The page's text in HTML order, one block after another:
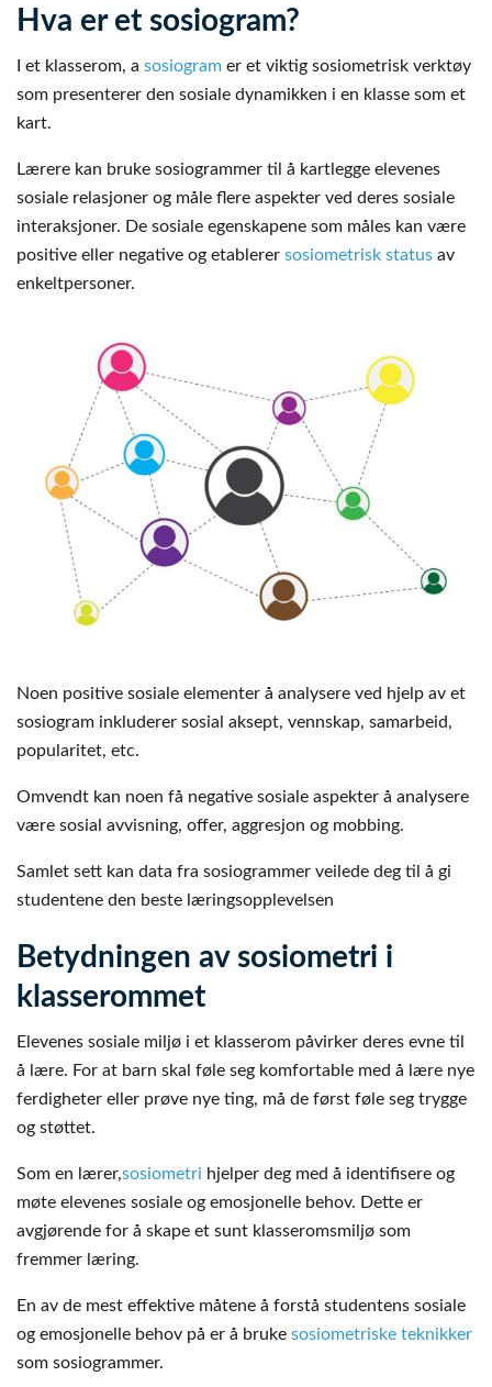
Hva er et sosiogram?
I et klasserom, a sosiogram er et viktig sosiometrisk verktøy
som presenterer den sosiale dynamikken i en klasse som et
kart.
Lærere kan bruke sosiogrammer til å kartlegge elevenes
sosiale relasjoner og måle flere aspekter ved deres sosiale
interaksjoner. De sosiale egenskapene som måles kan være
positive eller negative og etablerer sosiometrisk status av
enkeltpersoner.
Noen positive sosiale elementer å analysere ved hjelp av et
sosiogram inkluderer sosial aksept, vennskap, samarbeid,
popularitet, etc.
Omvendt kan noen få negative sosiale aspekter å analysere
være sosial avvisning, offer, aggresjon og mobbing.
Samlet sett kan data fra sosiogrammer veilede deg til å gi
studentene den beste læringsopplevelsen
Betydningen av sosiometri i
klasserommet
Elevenes sosiale miljø i et klasserom påvirker deres evne til
å lære. For at barn skal føle seg komfortable med å lære nye
ferdigheter eller prøve nye ting, må de først føle seg trygge
og støttet.
Som en lærer,sosiometri hjelper deg med å identifisere og
møte elevenes sosiale og emosjonelle behov. Dette er
avgjørende for å skape et sunt klasseromsmiljø som
fremmer læring.
En av de mest effektive måtene å forstå studentens sosiale
og emosjonelle behov på er å bruke sosiometriske teknikker
som sosiogrammer.